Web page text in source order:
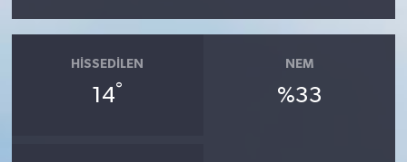
HISSEDILEN
14°
NEM
%33